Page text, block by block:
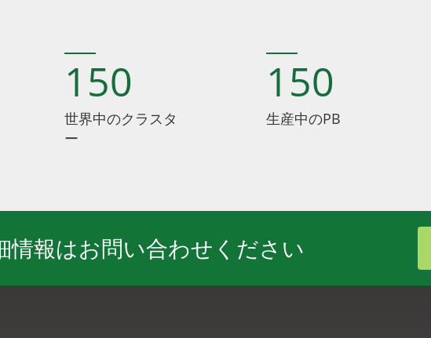
150
世界中のクラスタ
ー
150
生産中のPB
報はお問い合わせください